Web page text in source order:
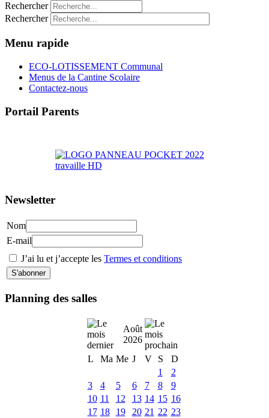
Rechercher
Rechercher
Menu rapide
ECO-LOTISSEMENT Communal
Menus de la Cantine Scolaire
Contactez-nous
Portail Parents
Newsletter
Nom
E-mail
J’ai lu et j’accepte les Termes et conditions
Planning des salles
Août
2026
L
Ma Me J V S
D
1
2
3
4 5 6 7 8
9
10 11 12 13 14 15 16
17 18 19 20 21 22 23